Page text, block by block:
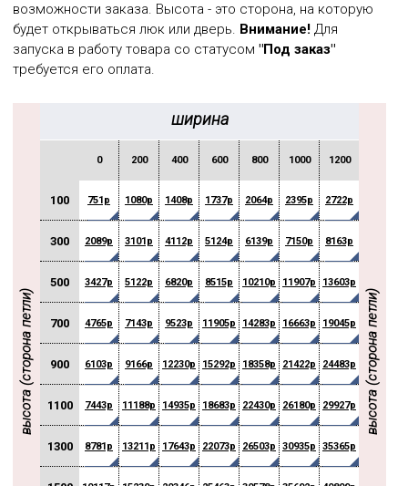
возможности заказа. Высота - это сторона, на которую
будет открываться люк или дверь. Внимание! Для
запуска в работу товара со статусом "Под заказ"
требуется его оплата.
ширина
высота (сторона петли)
0 200 400 600 800 1000 1200
100 751р 1080р 1408р 1737р 2064р 2395р 2722р
300 2089р 3101р 4112р 5124р 6139р 7150р 8163р
500 3427р 5122р 6820р 8515р 10210р 11907р 13603р
700 4765р 7143р 9523р 11905р 14283р 16663р 19045р 21423р
900 6103р 9166р 12230р 15292р 18358р 21422р 24483р 27549р
1100 7443р 11188р 14935р 18683р 22430р 26180р 29927р 33674р
1300 8781р 13211р 17643р 22073р 26503р 30935р 35365р
высота (сторона петли)